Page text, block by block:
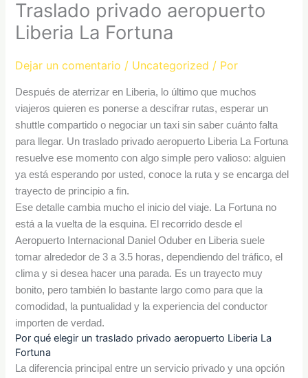
Traslado privado aeropuerto
Liberia La Fortuna
Dejar un comentario / Uncategorized / Por
Después de aterrizar en Liberia, lo último que muchos
viajeros quieren es ponerse a descifrar rutas, esperar un
shuttle compartido o negociar un taxi sin saber cuánto falta
para llegar. Un traslado privado aeropuerto Liberia La Fortuna
resuelve ese momento con algo simple pero valioso: alguien
ya está esperando por usted, conoce la ruta y se encarga del
trayecto de principio a fin.
Ese detalle cambia mucho el inicio del viaje. La Fortuna no
está a la vuelta de la esquina. El recorrido desde el
Aeropuerto Internacional Daniel Oduber en Liberia suele
tomar alrededor de 3 a 3.5 horas, dependiendo del tráfico, el
clima y si desea hacer una parada. Es un trayecto muy
bonito, pero también lo bastante largo como para que la
comodidad, la puntualidad y la experiencia del conductor
importen de verdad.
Por qué elegir un traslado privado aeropuerto Liberia La
Fortuna
La diferencia principal entre un servicio privado y una opción